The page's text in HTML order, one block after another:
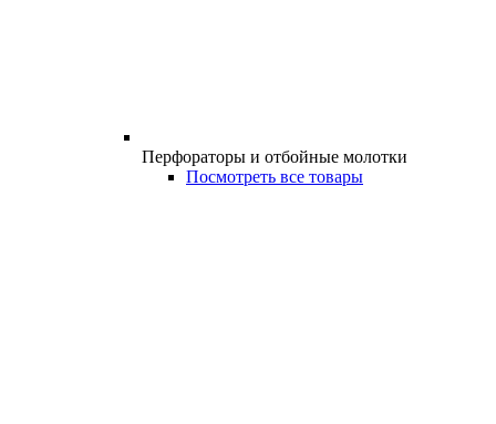
Перфораторы и отбойные молотки
Посмотреть все товары